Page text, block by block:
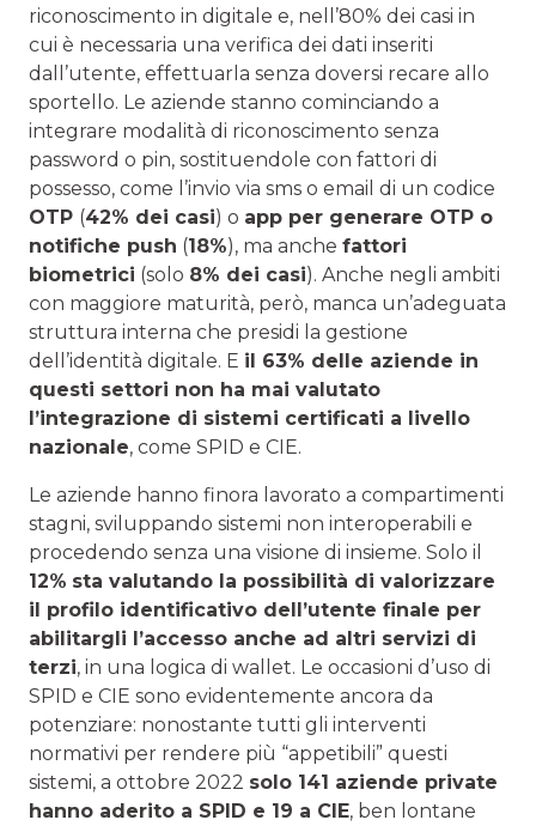
riconoscimento in digitale e, nell’80% dei casi in
cui è necessaria una verifica dei dati inseriti
dall’utente, effettuarla senza doversi recare allo
sportello. Le aziende stanno cominciando a
integrare modalità di riconoscimento senza
password o pin, sostituendole con fattori di
possesso, come l’invio via sms o email di un codice
OTP (42% dei casi) o app per generare OTP o
notifiche push (18%), ma anche fattori
biometrici (solo 8% dei casi). Anche negli ambiti
con maggiore maturità, però, manca un’adeguata
struttura interna che presidi la gestione
dell’identità digitale. E il 63% delle aziende in
questi settori non ha mai valutato
l’integrazione di sistemi certificati a livello
nazionale, come SPID e CIE.
Le aziende hanno finora lavorato a compartimenti
stagni, sviluppando sistemi non interoperabili e
procedendo senza una visione di insieme. Solo il
12% sta valutando la possibilità di valorizzare
il profilo identificativo dell’utente finale per
abilitargli l’accesso anche ad altri servizi di
terzi, in una logica di wallet. Le occasioni d’uso di
SPID e CIE sono evidentemente ancora da
potenziare: nonostante tutti gli interventi
normativi per rendere più “appetibili” questi
sistemi, a ottobre 2022 solo 141 aziende private
hanno aderito a SPID e 19 a CIE, ben lontane